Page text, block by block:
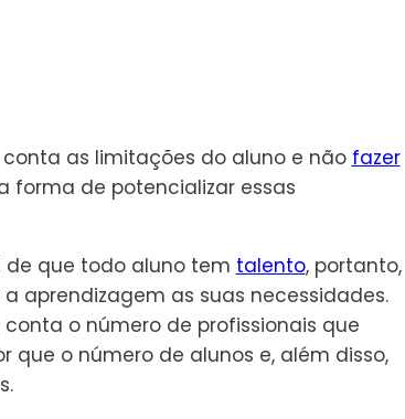
as limitações do aluno e não fazer
forma de potencializar essas
que todo aluno tem talento, portanto,
aprendizagem as suas necessidades.
o número de profissionais que
o número de alunos e, além disso,